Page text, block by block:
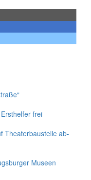
frei
Thea­ter­bau­stel­le ab­
Museen